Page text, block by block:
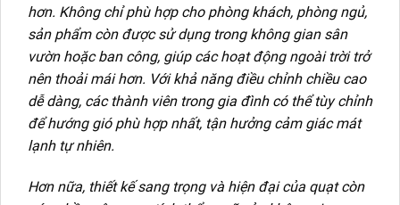
hơn. Không chỉ phù hợp cho phòng khách, phòng ngủ,
sản phẩm còn được sử dụng trong không gian sân
vườn hoặc ban công, giúp các hoạt động ngoài trời trở
nên thoải mái hơn. Với khả năng điều chỉnh chiều cao
dễ dàng, các thành viên trong gia đình có thể tùy chỉnh
để hướng gió phù hợp nhất, tận hưởng cảm giác mát
lạnh tự nhiên.
Hơn nữa, thiết kế sang trọng và hiện đại của quạt còn